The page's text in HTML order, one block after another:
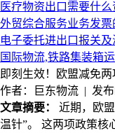
医疗物资出口需要什么
外贸综合服务业务发票
电子委托进出口报关及
国际物流,铁路集装箱运
即刻生效！欧盟减免两
作者：巨东物流 | 发布
文章摘要：
近期，欧
温针”。 这两项政策核